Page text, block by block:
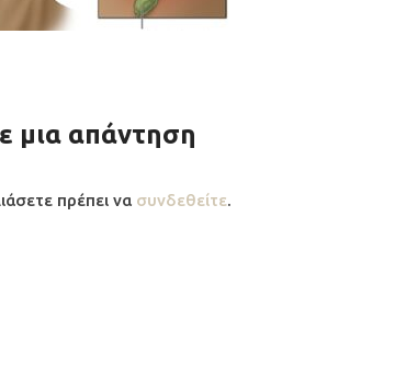
μια απάντηση
πρέπει να συνδεθείτε.